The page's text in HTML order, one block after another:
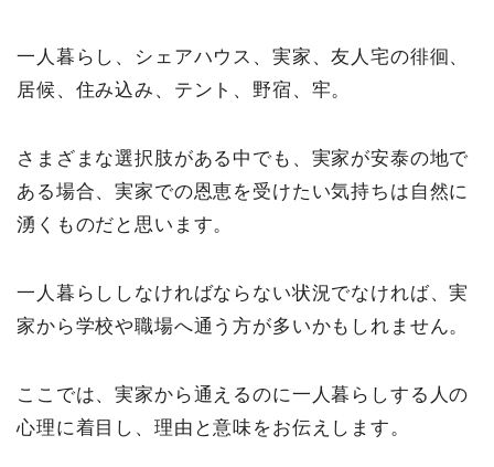
一人暮らし、シェアハウス、実家、友人宅の徘徊、
居候、住み込み、テント、野宿、牢。
さまざまな選択肢がある中でも、実家が安泰の地で
ある場合、実家での恩恵を受けたい気持ちは自然に
湧くものだと思います。
一人暮らししなければならない状況でなければ、実
家から学校や職場へ通う方が多いかもしれません。
ここでは、実家から通えるのに一人暮らしする人の
心理に着目し、理由と意味をお伝えします。